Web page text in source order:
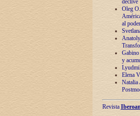
declive
Oleg
al poder
y
Elena
Natalia
Revista